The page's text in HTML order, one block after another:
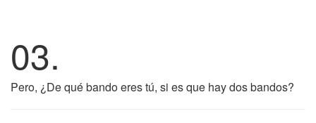
03.
Pero, ¿De qué bando eres tú, si es que hay dos bandos?